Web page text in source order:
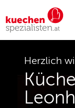
Herzlich